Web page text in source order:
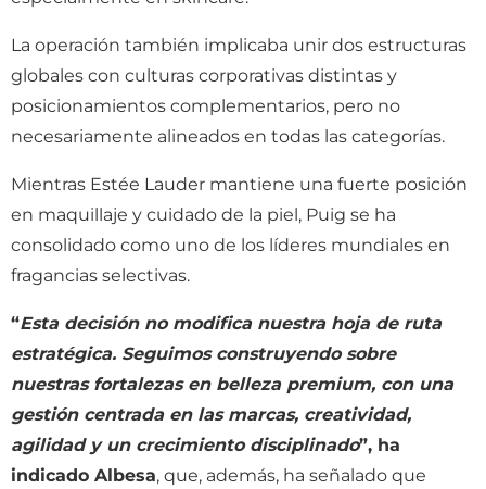
La operación también implicaba unir dos estructuras
globales con culturas corporativas distintas y
posicionamientos complementarios, pero no
necesariamente alineados en todas las categorías.
Mientras Estée Lauder mantiene una fuerte posición
en maquillaje y cuidado de la piel, Puig se ha
consolidado como uno de los líderes mundiales en
fragancias selectivas.
“Esta decisión no modifica nuestra hoja de ruta
estratégica. Seguimos construyendo sobre
nuestras fortalezas en belleza premium, con una
gestión centrada en las marcas, creatividad,
agilidad y un crecimiento disciplinado”, ha
indicado Albesa, que, además, ha señalado que